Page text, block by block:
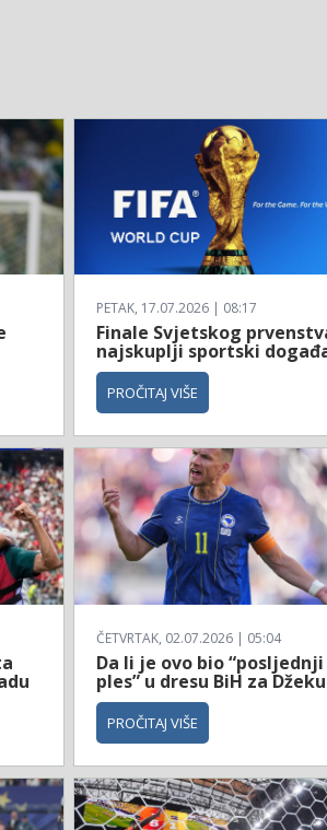
PETAK, 17.07.2026 | 08:17
Finale Svjetskog
najskuplji sportski
PROČITAJ VIŠE
ČETVRTAK, 02.07.2026 | 05:04
Da li je ovo bio “posljednji
ples” u dresu BiH za Džeku
PROČITAJ VIŠE